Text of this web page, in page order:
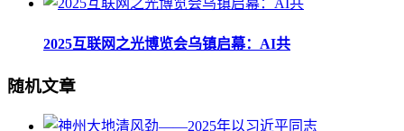
2025互联网之光博览会乌镇启幕：AI共
随机文章